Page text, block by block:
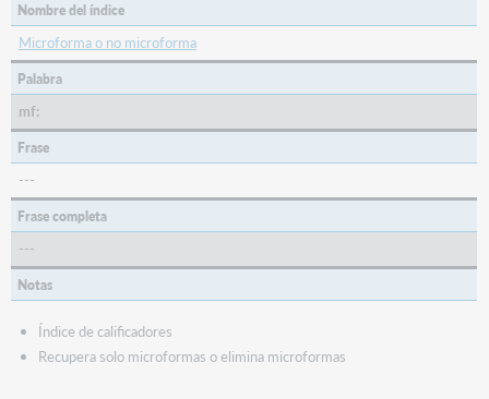
Nombre del índice
Microforma o no microforma
Palabra
mf:
Frase
---
Frase completa
---
Notas
Índice de calificadores
Recupera solo microformas o elimina microformas